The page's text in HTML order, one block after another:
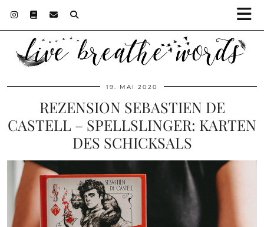
19. MAI 2020
REZENSION SEBASTIEN DE
CASTELL – SPELLSLINGER: KARTEN
DES SCHICKSALS